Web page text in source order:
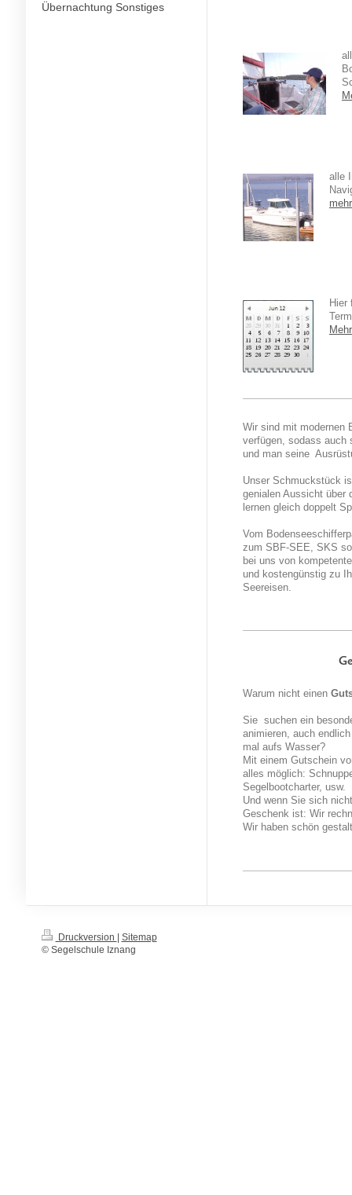
Übernachtung Sonstiges
alle
mehr
Hier
Mehr
Wir sind mit modernen
verfügen, sodass auch
und man seine
Unser Schmuckstück
genialen Aussicht über
lernen gleich doppelt
Vom
zum SBF-SEE, SKS
bei uns von
und kostengünstig zu
Seereisen.
Warum nicht einen
Sie suchen ein
animieren, auch
mal aufs Wasser?
Mit einem Gutschein
alles möglich:
Segelbootcharter, usw.
Und wenn Sie sich
Geschenk ist: Wir
Wir haben schön
Druckversion | Sitemap
© Segelschule Iznang